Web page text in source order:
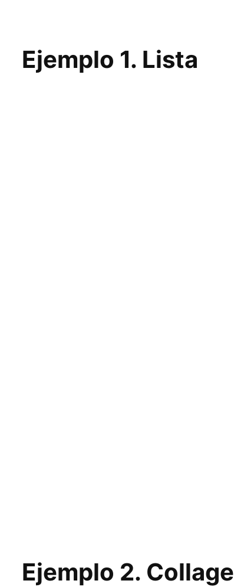
Ejemplo 1. Lista
Ejemplo 2. Collage